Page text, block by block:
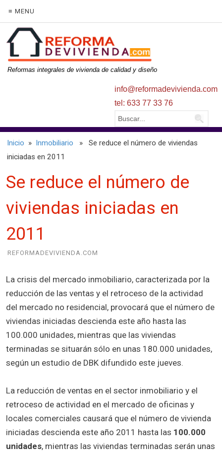
≡ MENU
Reformas integrales de vivienda de calidad y diseño
info@reformadevivienda.com
tel: 633 77 33 76
Inicio » Inmobiliario » Se reduce el número de viviendas
iniciadas en 2011
Se reduce el número de
viviendas iniciadas en
2011
REFORMADEVIVIENDA.COM
La crisis del mercado inmobiliario, caracterizada por la
reducción de las ventas y el retroceso de la actividad
del mercado no residencial, provocará que el número de
viviendas iniciadas descienda este año hasta las
100.000 unidades, mientras que las viviendas
terminadas se situarán sólo en unas 180.000 unidades,
según un estudio de DBK difundido este jueves.
La reducción de ventas en el sector inmobiliario y el
retroceso de actividad en el mercado de oficinas y
locales comerciales causará que el número de vivienda
iniciadas descienda este año 2011 hasta las 100.000
unidades, mientras las viviendas terminadas serán unas